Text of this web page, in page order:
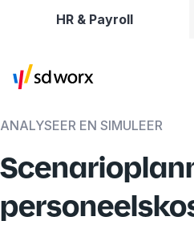
HR & Payroll
ANALYSEER EN SIMULEER